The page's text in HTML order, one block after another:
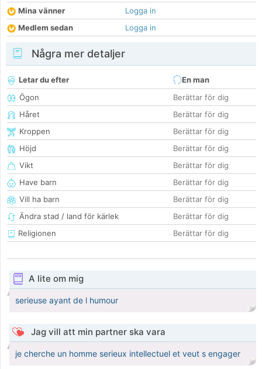
Mina vänner
Logga in
Medlem sedan
Logga in
Några mer detaljer
Letar du efter
En man
Ögon
Berättar för dig
Håret
Berättar för dig
Kroppen
Berättar för dig
Höjd
Berättar för dig
Vikt
Berättar för dig
Have barn
Berättar för dig
Vill ha barn
Berättar för dig
Ändra stad / land för kärlek
Berättar för dig
Religionen
Berättar för dig
A lite om mig
serieuse ayant de l humour
Jag vill att min partner ska vara
je cherche un homme serieux intellectuel et veut s engager